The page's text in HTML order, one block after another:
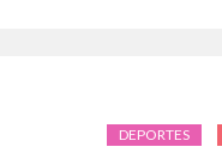
DEPORTES